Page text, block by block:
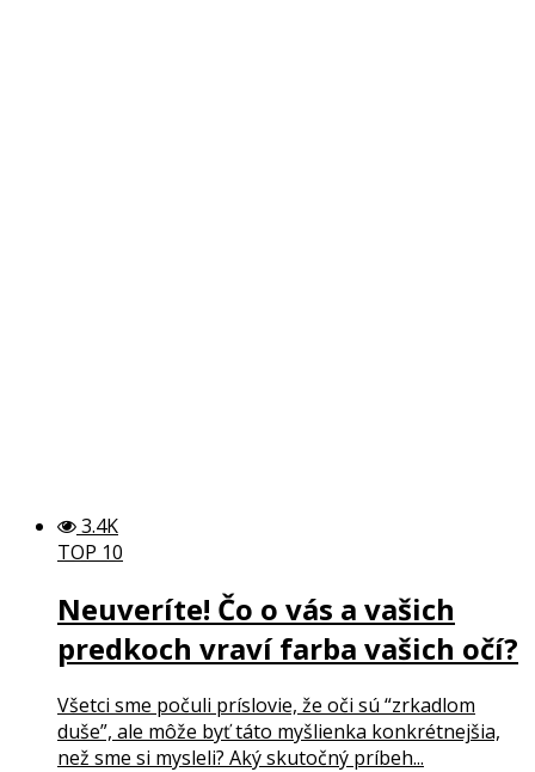
3.4K
TOP 10
Neuveríte! Čo o vás a vašich
predkoch vraví farba vašich očí?
Všetci sme počuli príslovie, že oči sú “zrkadlom
duše”, ale môže byť táto myšlienka konkrétnejšia,
než sme si mysleli? Aký skutočný príbeh...